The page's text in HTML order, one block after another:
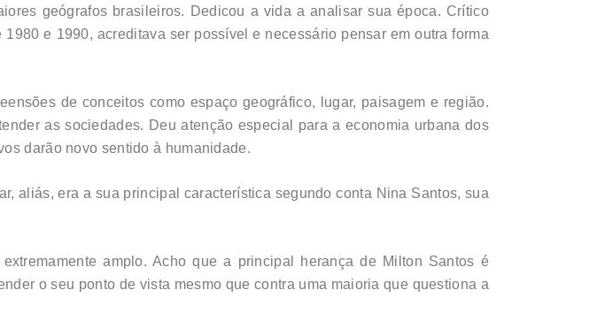
geógrafos brasileiros. Dedicou a vida a analisar sua época. Crítico
e 1990, acreditava ser possível e necessário pensar em outra forma
de conceitos como espaço geográfico, lugar, paisagem e região.
as sociedades. Deu atenção especial para a economia urbana dos
darão novo sentido à humanidade.
aliás, era a sua principal característica segundo conta Nina Santos, sua
amplo. Acho que a principal herança de Milton Santos é
o seu ponto de vista mesmo que contra uma maioria que questiona a